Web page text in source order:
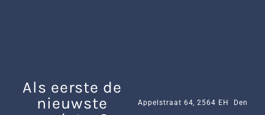
Als eerste de
nieuwste
Appelstraat 64, 2564 EH Den